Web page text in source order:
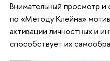
Внимательный просмотр
по «Методу Клейна»
активации личностных и
способствует их